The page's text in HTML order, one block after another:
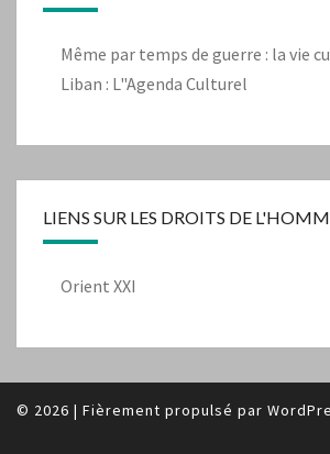
Même par temps de guerre : la vie
Liban : L"Agenda Culturel
LIENS SUR LES DROITS DE
Orient XXI
© 2026 | Fièrement propulsé par